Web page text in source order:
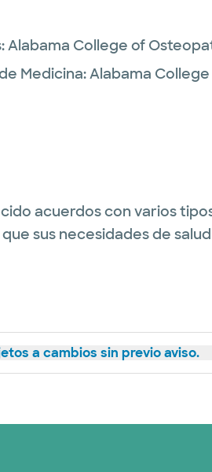
Alabama College of
Medicina:Alabama
acuerdos con varios
sus necesidades de
a cambios sin previo aviso.